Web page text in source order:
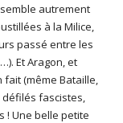
autrement
à la Milice,
passé entre les
Et Aragon, et
(même Bataille,
fascistes,
! Une belle petite